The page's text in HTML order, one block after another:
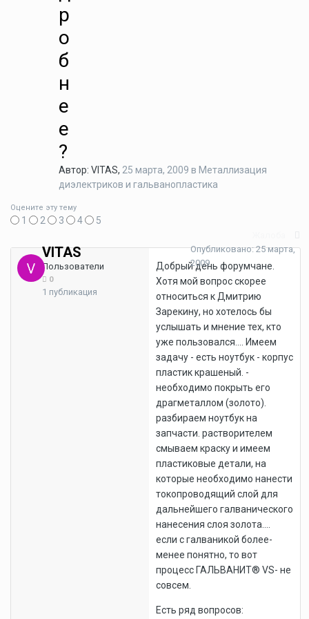
р
о
б
н
е
е
?
Автор: VITAS, 25 марта, 2009 в Металлизация
диэлектриков и гальванопластика
Оцените эту тему
1 2 3 4 5
VITAS
Пользователи
0
1 публикация
Опубликовано:25 марта,
2009
Добрый день форумчане.
Хотя мой вопрос скорее
относиться к Дмитрию
Зарекину, но хотелось бы
услышать и мнение тех, кто
уже пользовался.... Имеем
задачу - есть ноутбук - корпус
пластик крашеный. -
необходимо покрыть его
драгметаллом (золото).
разбираем ноутбук на
запчасти. растворителем
смываем краску и имеем
пластиковые детали, на
которые необходимо нанести
токопроводящий слой для
дальнейшего галванического
нанесения слоя золота....
если с галваникой более-
менее понятно, то вот
процесс ГАЛЬВАНИТ® VS- не
совсем.
Есть ряд вопросов: